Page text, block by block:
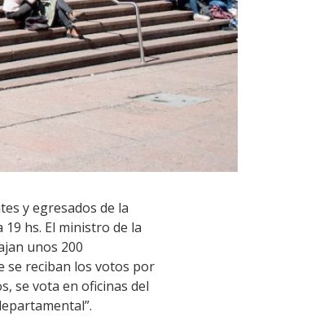
y egresados de la
hs. El ministro de la
unos 200
se reciban los votos por
se vota en oficinas del